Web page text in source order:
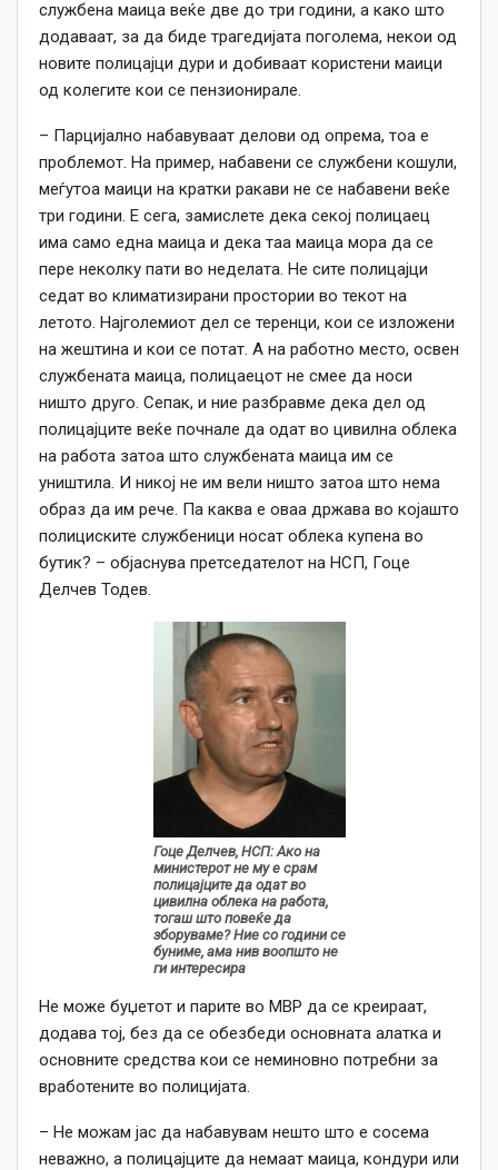
службена маица веќе две до три години, а како што
додаваат, за да биде трагедијата поголема, некои од
новите полицајци дури и добиваат користени маици
од колегите кои се пензионирале.
– Парцијално набавуваат делови од опрема, тоа е
проблемот. На пример, набавени се службени кошули,
меѓутоа маици на кратки ракави не се набавени веќе
три години. Е сега, замислете дека секој полицаец
има само една маица и дека таа маица мора да се
пере неколку пати во неделата. Не сите полицајци
седат во климатизирани простории во текот на
летото. Најголемиот дел се теренци, кои се изложени
на жештина и кои се потат. А на работно место, освен
службената маица, полицаецот не смее да носи
ништо друго. Сепак, и ние разбравме дека дел од
полицајците веќе почнале да одат во цивилна облека
на работа затоа што службената маица им се
уништила. И никој не им вели ништо затоа што нема
образ да им рече. Па каква е оваа држава во којашто
полициските службеници носат облека купена во
бутик? – објаснува претседателот на НСП, Гоце
Делчев Тодев.
Гоце Делчев, НСП: Ако на
министерот не му е срам
полицајците да одат во
цивилна облека на работа,
тогаш што повеќе да
зборуваме? Ние со години се
буниме, ама нив воопшто не
ги интересира
Не може буџетот и парите во МВР да се креираат,
додава тој, без да се обезбеди основната алатка и
основните средства кои се неминовно потребни за
вработените во полицијата.
– Не можам јас да набавувам нешто што е сосема
неважно, а полицајците да немаат маица, кондури или